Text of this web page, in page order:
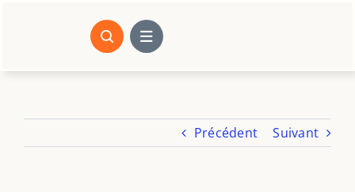
Précédent Suivant